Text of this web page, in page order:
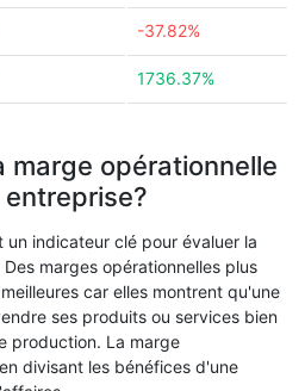
-37.82%
1736.37%
marge opérationnelle
un indicateur clé pour évaluer la
marges opérationnelles plus
car elles montrent qu'une
ses produits ou services bien
production. La marge
divisant les bénéfices d'une